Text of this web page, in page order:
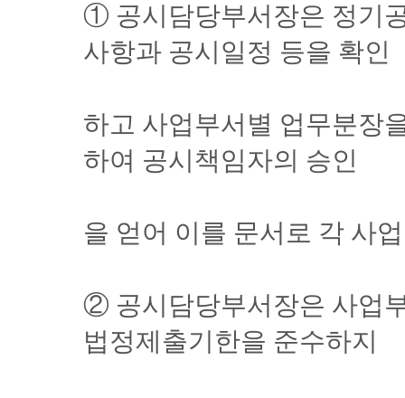
① 공시담당부서장은 정기
사항과 공시일정 등을 확인
하고 사업부서별 업무분장
하여 공시책임자의 승인
을 얻어 이를 문서로 각 사
② 공시담당부서장은 사업
법정제출기한을 준수하지